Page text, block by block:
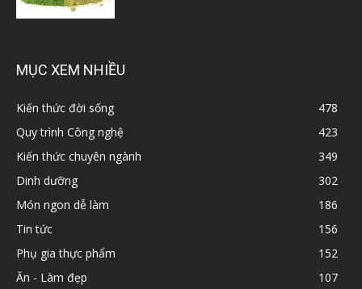
MỤC XEM NHIỀU
Kiến thức đời sống
478
Quy trình Công nghệ
423
Kiến thức chuyên ngành
349
Dinh dưỡng
302
Món ngon dễ làm
186
Tin tức
156
Phụ gia thực phẩm
152
Ăn - Làm đẹp
107